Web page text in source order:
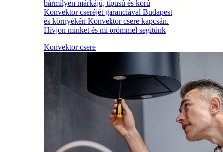
bármilyen márkájú, típusú és korú
Konvektor cseréjét garanciával Budapest
és környékén Konvektor csere kapcsán.
Hívjon minket és mi örömmel segítünk
Konvektor csere